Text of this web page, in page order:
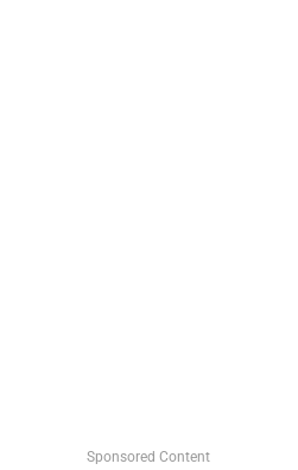
Sponsored Content